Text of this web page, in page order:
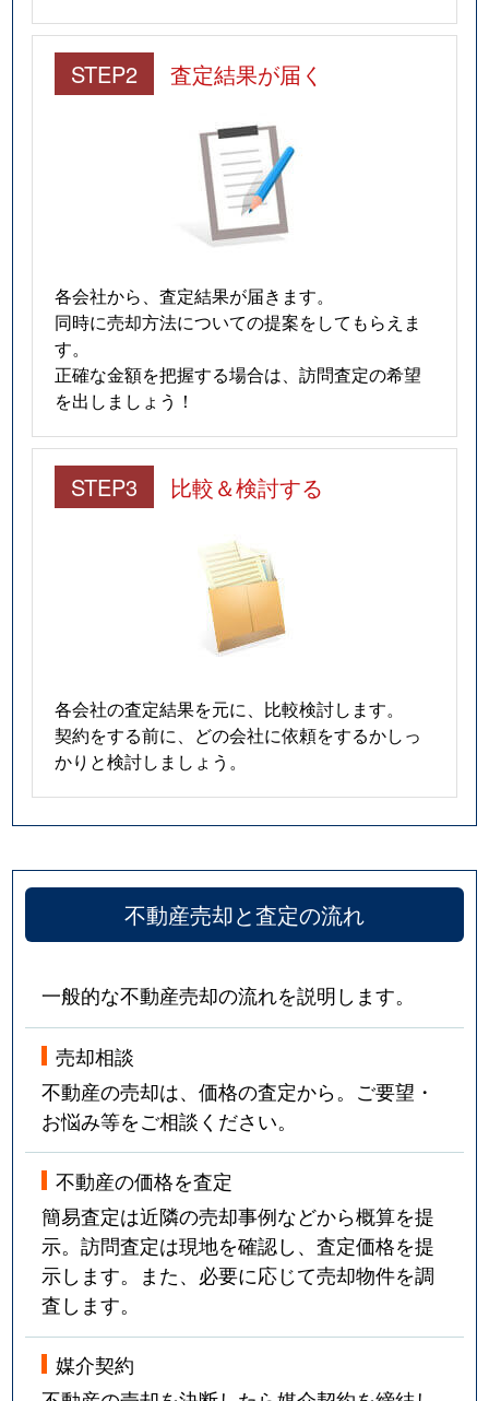
STEP2 査定結果が届く
各会社から、査定結果が届きます。
同時に売却方法についての提案をしてもらえま
す。
正確な金額を把握する場合は、訪問査定の希望
を出しましょう！
STEP3 比較＆検討する
各会社の査定結果を元に、比較検討します。
契約をする前に、どの会社に依頼をするかしっ
かりと検討しましょう。
不動産売却と査定の流れ
一般的な不動産売却の流れを説明します。
売却相談
不動産の売却は、価格の査定から。ご要望・
お悩み等をご相談ください。
不動産の価格を査定
簡易査定は近隣の売却事例などから概算を提
示。訪問査定は現地を確認し、査定価格を提
示します。また、必要に応じて売却物件を調
査します。
媒介契約